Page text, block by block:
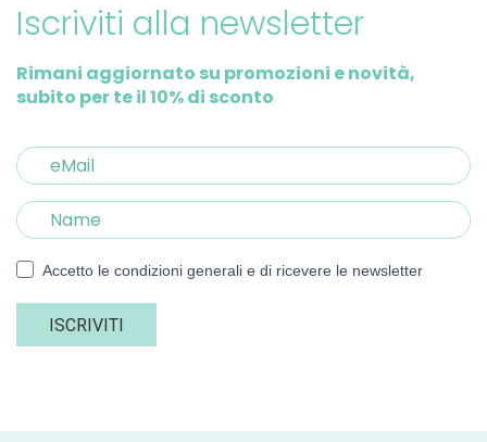
Iscriviti alla newsletter
Rimani aggiornato su promozioni e novità,
subito per te il 10% di sconto
Accetto le condizioni generali e di ricevere le newsletter
ISCRIVITI